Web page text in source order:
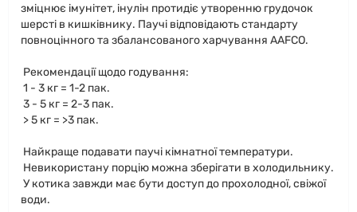
зміцнює імунітет, інулін протидіє утворенню грудочок
шерсті в кишківнику. Паучі відповідають стандарту
повноцінного та збалансованого харчування AAFCO.
Рекомендації щодо годування:
1 - 3 кг = 1-2 пак.
3 - 5 кг = 2-3 пак.
> 5 кг = >3 пак.
Найкраще подавати паучі кімнатної температури.
Невикористану порцію можна зберігати в холодильнику.
У котика завжди має бути доступ до прохолодної, свіжої
води.